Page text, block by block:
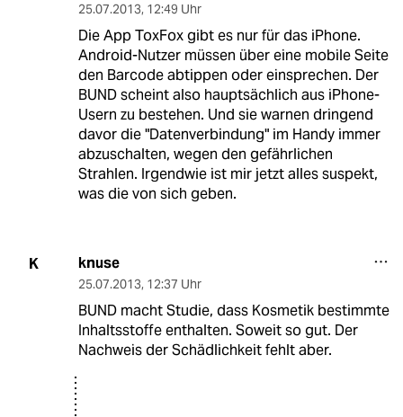
25.07.2013, 12:49 Uhr
Die App ToxFox gibt es nur für das iPhone.
Android-Nutzer müssen über eine mobile Seite
den Barcode abtippen oder einsprechen. Der
BUND scheint also hauptsächlich aus iPhone-
Usern zu bestehen. Und sie warnen dringend
davor die "Datenverbindung" im Handy immer
abzuschalten, wegen den gefährlichen
Strahlen. Irgendwie ist mir jetzt alles suspekt,
was die von sich geben.
K knuse
25.07.2013, 12:37 Uhr
BUND macht Studie, dass Kosmetik bestimmte
Inhaltsstoffe enthalten. Soweit so gut. Der
Nachweis der Schädlichkeit fehlt aber.